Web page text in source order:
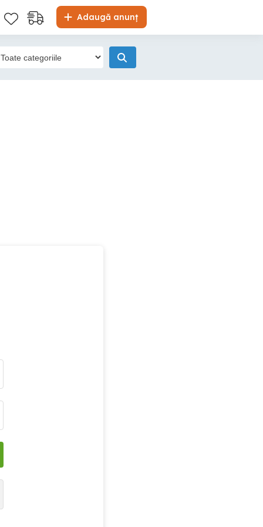
Adaugă anunț